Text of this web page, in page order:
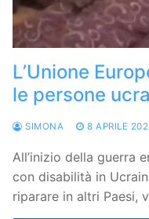
L’Unione
le persone
SIMONA 8 APRILE
All’inizio della guerra
con disabilità in
riparare in altri Paesi,